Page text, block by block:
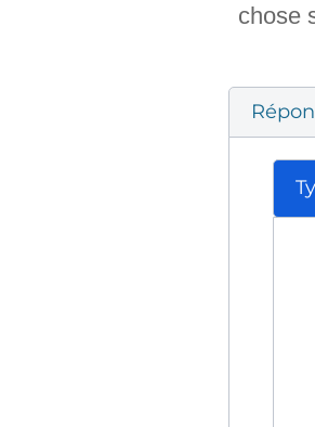
chose